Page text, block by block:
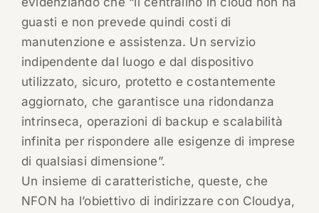
guasti e non prevede quindi costi di
manutenzione e assistenza. Un servizio
indipendente dal luogo e dal dispositivo
utilizzato, sicuro, protetto e costantemente
aggiornato, che garantisce una ridondanza
intrinseca, operazioni di backup e scalabilità
infinita per rispondere alle esigenze di imprese
di qualsiasi dimensione”.
Un insieme di caratteristiche, queste, che
NFON ha l’obiettivo di indirizzare con Cloudya,